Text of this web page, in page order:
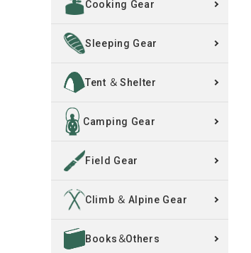
INFORMATION
ACCOUNT MENU
ようこそ ゲスト 様
ログイン
Cooking Gear
Sleeping Gear
Tent ＆ Shelter
Camping Gear
Field Gear
Climb ＆ Alpine Gear
Books＆Others